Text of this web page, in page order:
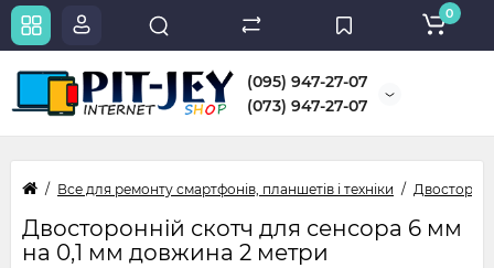
(095) 947-27-07
(073) 947-27-07
0
Все для ремонту смартфонів, планшетів і техніки
Двосторонній скотч для сенсора 6 мм
на 0,1 мм довжина 2 метри